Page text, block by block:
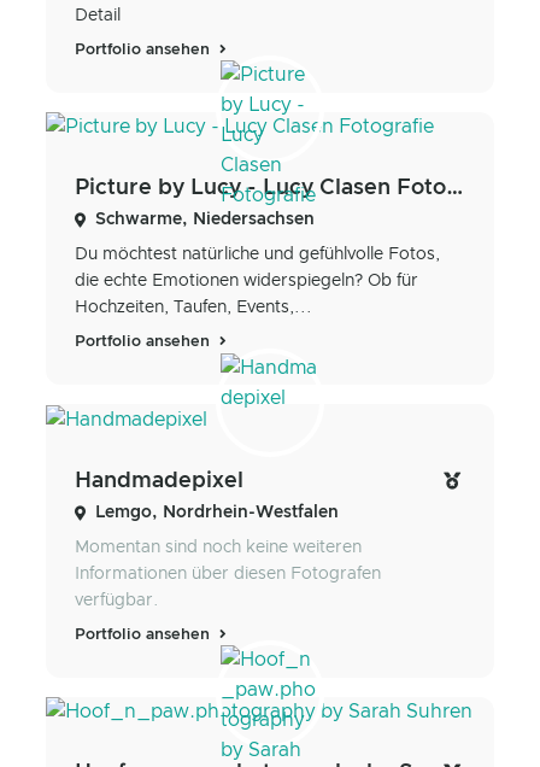
Detail
Portfolio ansehen
Picture by Lucy - Lucy Clasen Fotografie
Schwarme, Niedersachsen
Du möchtest natürliche und gefühlvolle Fotos,
die echte Emotionen widerspiegeln? Ob für
Hochzeiten, Taufen, Events,...
Portfolio ansehen
Handmadepixel
Lemgo, Nordrhein-Westfalen
Momentan sind noch keine weiteren
Informationen über diesen Fotografen
verfügbar.
Portfolio ansehen